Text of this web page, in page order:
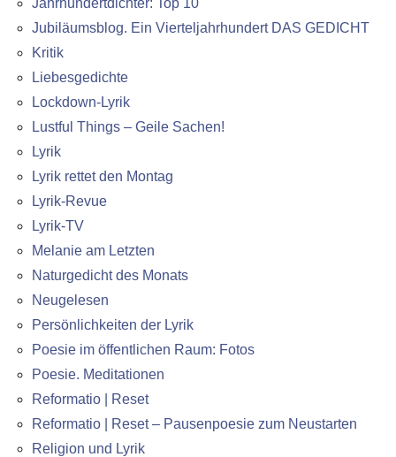
Jubiläumsblog. Ein Vierteljahrhundert DAS GEDICHT
Kritik
Liebesgedichte
Lockdown-Lyrik
Lustful Things – Geile Sachen!
Lyrik
Lyrik rettet den Montag
Lyrik-Revue
Lyrik-TV
Melanie am Letzten
Naturgedicht des Monats
Neugelesen
Persönlichkeiten der Lyrik
Poesie im öffentlichen Raum: Fotos
Poesie. Meditationen
Reformatio | Reset
Reformatio | Reset – Pausenpoesie zum Neustarten
Religion und Lyrik